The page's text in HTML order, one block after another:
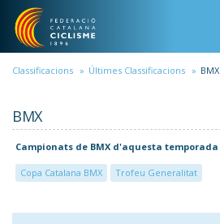
Vés al contingut
Classificacions Últimes Classificacions BMX
BMX
Campionats de BMX d'aquesta temporada
Copa Catalana BMX Trofeu Generalitat